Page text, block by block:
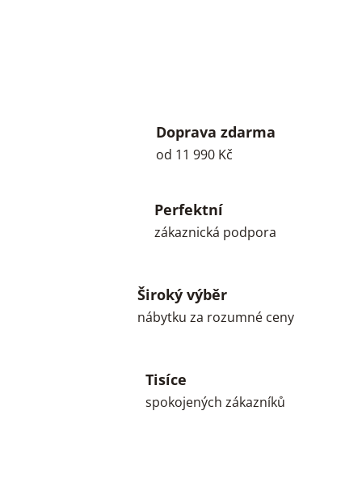
Doprava zdarma
od 11 990 Kč
Perfektní
zákaznická podpora
Široký výběr
nábytku za rozumné ceny
Tisíce
spokojených zákazníků